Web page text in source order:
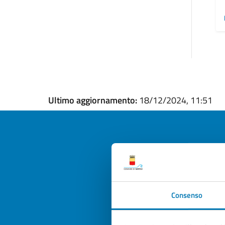
Consenso
Ultimo aggiornamento: 18/12/2024, 11:51
Valuta la